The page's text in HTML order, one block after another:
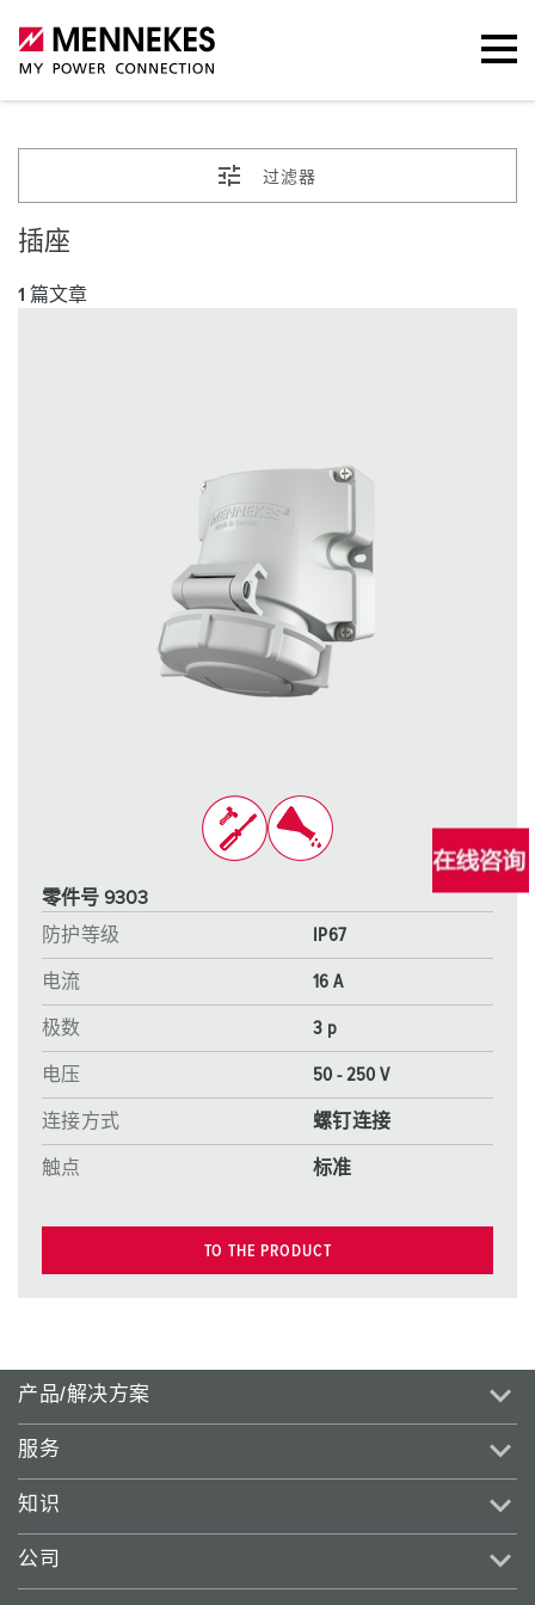
过滤器
插座
1 篇文章
零件号 9303
防护等级
IP67
电流 16 A
极数 3 p
电压 50 - 250 V
连接方式 螺钉连接
触点 标准
TO THE PRODUCT
产品/解决方案
服务
知识
公司